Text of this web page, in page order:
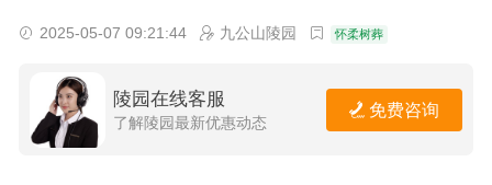
2025-05-07 09:21:44 九公山陵园 怀柔树葬
陵园在线客服
了解陵园最新优惠动态
免费咨询